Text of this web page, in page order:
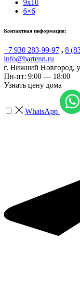
9x10
6×6
Контактная информация:
+7 930 283-99-97 , 8
info@bartenn.ru
г. Нижний Новгород,
Пн-пт: 9:00 — 18:00
Узнать цену дома
WhatsApp